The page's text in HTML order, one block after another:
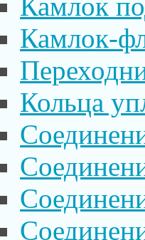
Камлок-
Кольца